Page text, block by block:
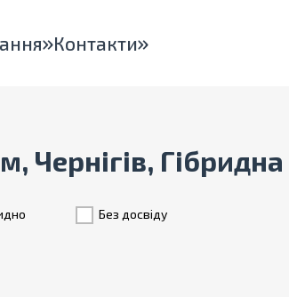
Контакти
Чернігів, Гібридна
Без досвіду